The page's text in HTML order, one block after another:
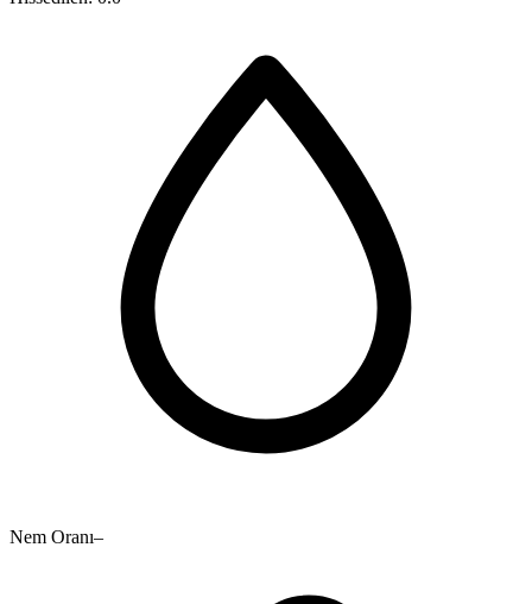
Nem Oranı–